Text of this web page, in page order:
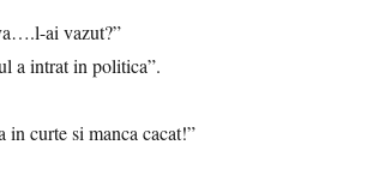
ai vazut?”
a intrat in politica”.
curte si manca cacat!”